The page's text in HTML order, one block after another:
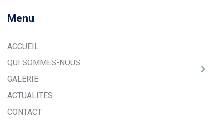
Menu
ACCUEIL
QUI SOMMES-NOUS
GALERIE
ACTUALITES
CONTACT